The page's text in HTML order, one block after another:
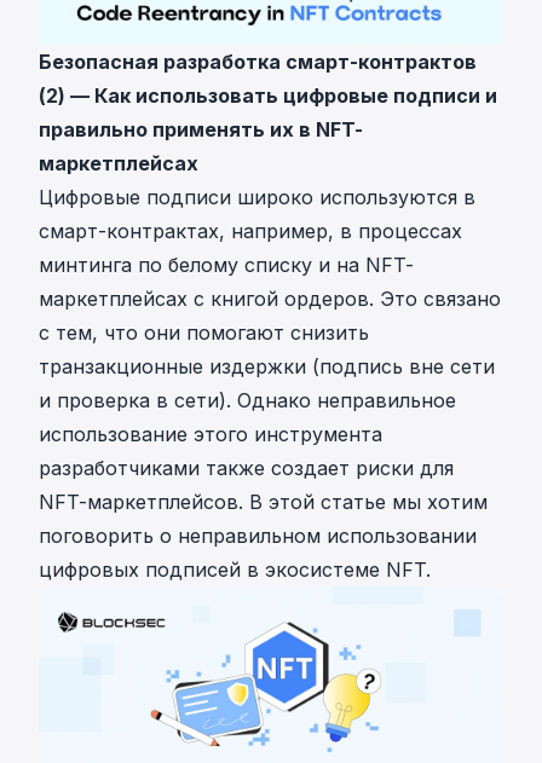
Безопасная разработка смарт-контрактов
(2) — Как использовать цифровые подписи и
правильно применять их в NFT-
маркетплейсах
Цифровые подписи широко используются в
смарт-контрактах, например, в процессах
минтинга по белому списку и на NFT-
маркетплейсах с книгой ордеров. Это связано
с тем, что они помогают снизить
транзакционные издержки (подпись вне сети
и проверка в сети). Однако неправильное
использование этого инструмента
разработчиками также создает риски для
NFT-маркетплейсов. В этой статье мы хотим
поговорить о неправильном использовании
цифровых подписей в экосистеме NFT.